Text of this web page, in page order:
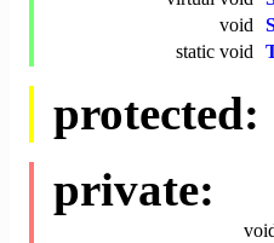
void
static void
protected:
private: